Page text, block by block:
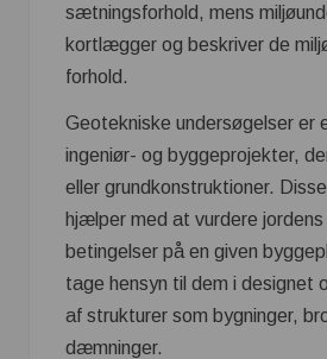
sætningsforhold, mens
kortlægger og beskriver de
forhold.
Geotekniske undersøgelser er
ingeniør- og byggeprojekter,
eller grundkonstruktioner.
hjælper med at vurdere
betingelser på en given
tage hensyn til dem i designet
af strukturer som bygninger,
dæmninger.